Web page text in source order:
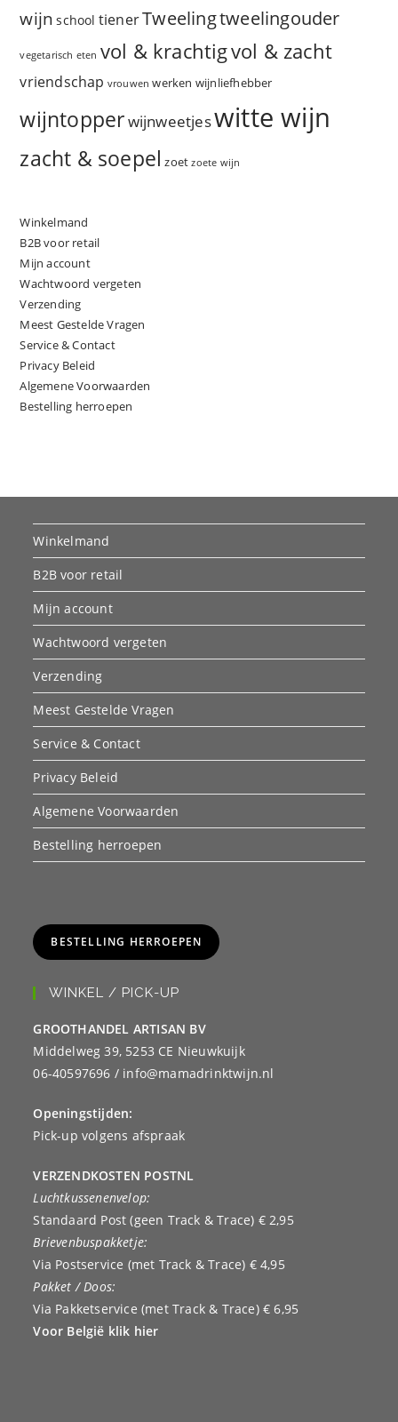
wijn school tienerTweelingtweelingouder
vegetarisch eten vol & krachtigvol & zacht
vriendschap vrouwen werken wijnliefhebber
wijntopperwijnweetjeswitte wijn
zacht & soepel zoet zoete wijn
Winkelmand
B2B voor retail
Mijn account
Wachtwoord vergeten
Verzending
Meest Gestelde Vragen
Service & Contact
Privacy Beleid
Algemene Voorwaarden
Bestelling herroepen
Winkelmand
B2B voor retail
Mijn account
Wachtwoord vergeten
Verzending
Meest Gestelde Vragen
Service & Contact
Privacy Beleid
Algemene Voorwaarden
Bestelling herroepen
BESTELLING HERROEPEN
WINKEL / PICK-UP
GROOTHANDEL ARTISAN BV
Middelweg 39, 5253 CE Nieuwkuijk
06-40597696 / info@mamadrinktwijn.nl
Openingstijden:
Pick-up volgens afspraak
VERZENDKOSTEN POSTNL
Luchtkussenenvelop:
Standaard Post (geen Track & Trace) € 2,95
Brievenbuspakketje:
Via Postservice (met Track & Trace) € 4,95
Pakket / Doos:
Via Pakketservice (met Track & Trace) € 6,95
Voor België klik hier